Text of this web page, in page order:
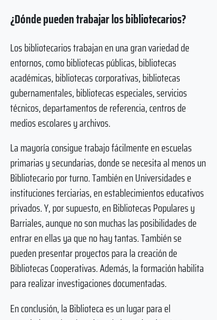
¿Dónde pueden trabajar los bibliotecarios?
Los bibliotecarios trabajan en una gran variedad de
entornos, como bibliotecas públicas, bibliotecas
académicas, bibliotecas corporativas, bibliotecas
gubernamentales, bibliotecas especiales, servicios
técnicos, departamentos de referencia, centros de
medios escolares y archivos.
La mayoría consigue trabajo fácilmente en escuelas
primarias y secundarias, donde se necesita al menos un
Bibliotecario por turno. También en Universidades e
instituciones terciarias, en establecimientos educativos
privados. Y, por supuesto, en Bibliotecas Populares y
Barriales, aunque no son muchas las posibilidades de
entrar en ellas ya que no hay tantas. También se
pueden presentar proyectos para la creación de
Bibliotecas Cooperativas. Además, la formación habilita
para realizar investigaciones documentadas.
En conclusión, la Biblioteca es un lugar para el